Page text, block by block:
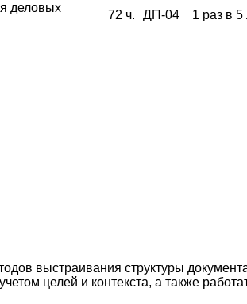
деловых
72 ч. ДП-04 1 раз в 5
выстраивания структуры
целей и контекста, а также